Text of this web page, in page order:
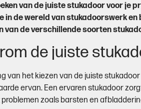
van de juiste stukadoor voor je
in de wereld van stukadoorswerk
van de verschillende soorten
de juiste
van het kiezen van de juiste
ervan. Een ervaren stukadoor
zoals barsten en